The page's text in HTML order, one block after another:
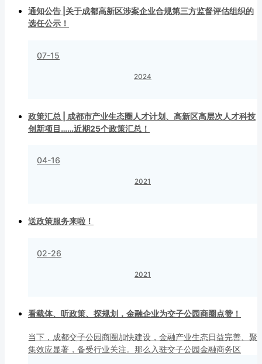
通知公告 |关于成都高新区涉案企业合规第三方监督评估组织的
选任公示！
07-15
2024
政策汇总 | 成都市产业生态圈人才计划、高新区高层次人才科技
创新项目……近期25个政策汇总！
04-16
2021
送政策服务来啦！
02-26
2021
看载体、听政策、探规划，金融企业为交子公园商圈点赞！
当下，成都交子公园商圈加快建设，金融产业生态日益完善、聚
集效应显著，备受行业关注。那么入驻交子公园金融商务区